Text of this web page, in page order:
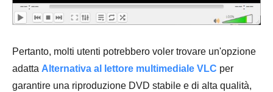
Pertanto, molti utenti potrebbero voler trovare un'opzione
adatta Alternativa al lettore multimediale VLC per
garantire una riproduzione DVD stabile e di alta qualità,